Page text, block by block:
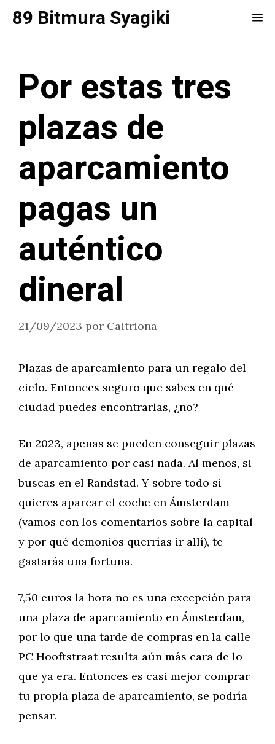
Saltar
89 Bitmura Syagiki
Por estas tres
plazas de
aparcamiento
pagas un
auténtico
dineral
21/09/2023 por Caitriona
Plazas de aparcamiento para un regalo del
cielo. Entonces seguro que sabes en qué
ciudad puedes encontrarlas, ¿no?
En 2023, apenas se pueden conseguir plazas
de aparcamiento por casi nada. Al menos, si
buscas en el Randstad. Y sobre todo si
quieres aparcar el coche en Ámsterdam
(vamos con los comentarios sobre la capital
y por qué demonios querrías ir allí), te
gastarás una fortuna.
7,50 euros la hora no es una excepción para
una plaza de aparcamiento en Ámsterdam,
por lo que una tarde de compras en la calle
PC Hooftstraat resulta aún más cara de lo
que ya era. Entonces es casi mejor comprar
tu propia plaza de aparcamiento, se podría
pensar.